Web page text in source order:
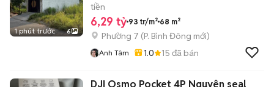
1 phút trước 6
tiền
6,29 tỷ 93 tr/m² 68 m²
Phường 7 (P. Bình Đông mới)
Anh Tâm 1.0 15 đã bán
DJI Osmo Pocket 4P Nguyên seal